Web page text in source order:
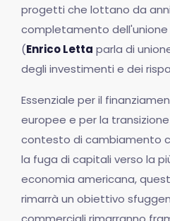
progetti che lottano da
completamento
(Enrico Letta parla di
degli investimenti e dei
Essenziale per il
europee e per la
contesto di cambiamento
la fuga di capitali verso la
economia americana,
rimarrà un obiettivo